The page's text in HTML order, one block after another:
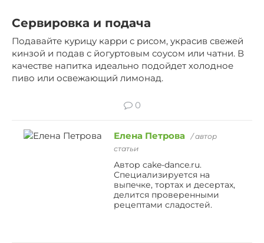
Сервировка и подача
Подавайте курицу карри с рисом, украсив свежей
кинзой и подав с йогуртовым соусом или чатни. В
качестве напитка идеально подойдет холодное
пиво или освежающий лимонад.
0
Елена Петрова
/ автор
статьи
Автор cake-dance.ru.
Специализируется на
выпечке, тортах и десертах,
делится проверенными
рецептами сладостей.